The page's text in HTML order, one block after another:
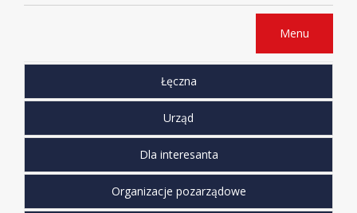
Menu
Łęczna
Urząd
Dla interesanta
Organizacje pozarządowe